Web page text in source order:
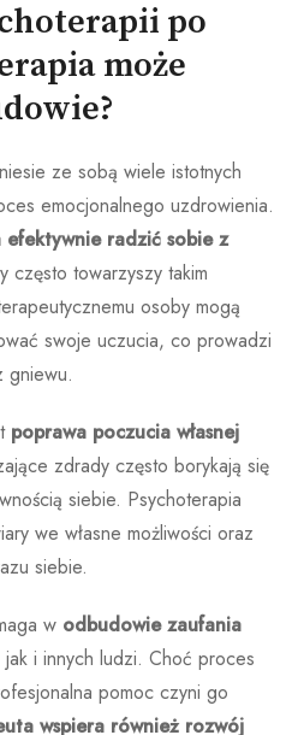
po
może
ze sobą wiele istotnych
emocjonalnego uzdrowienia.
efektywnie radzić sobie z
często towarzyszy takim
osoby mogą
swoje uczucia, co prowadzi
gniewu.
poprawa poczucia własnej
zdrady często borykają się
siebie. Psychoterapia
we własne możliwości oraz
siebie.
w odbudowie zaufania
i innych ludzi. Choć proces
pomoc czyni go
wspiera również rozwój